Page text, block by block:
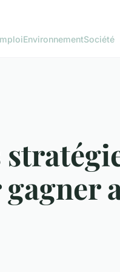
EnvironnementSociété